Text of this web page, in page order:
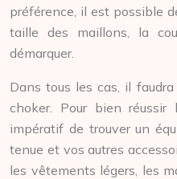
préférence, il est possible
taille des maillons, la
démarquer.
Dans tous les cas, il
choker. Pour bien
impératif de trouver un
tenue et vos autres
les vêtements légers, les